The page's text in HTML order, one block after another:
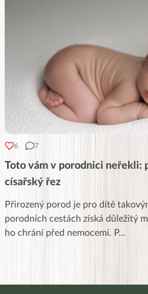
6 7
Toto vám v porodnici neřekli:
císařský řez
Přirozený porod je pro dítě
porodních cestách získá důležitý
ho chrání před nemocemi. P...